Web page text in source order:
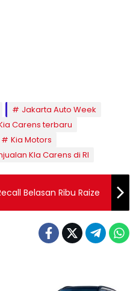
Jakarta Auto Week
Carens terbaru
Kia Motors
KIa Carens di RI
Belasan Ribu Raize